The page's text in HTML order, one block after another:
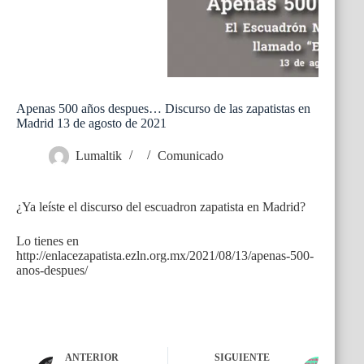
Apenas 500 años despues… Discurso de las zapatistas en
Madrid 13 de agosto de 2021
Lumaltik Comunicado
¿Ya leíste el discurso del escuadron zapatista en Madrid?
Lo tienes en
http://enlacezapatista.ezln.org.mx/2021/08/13/apenas-500-
anos-despues/
ANTERIOR SIGUIENTE